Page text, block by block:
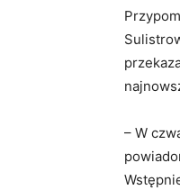
– W